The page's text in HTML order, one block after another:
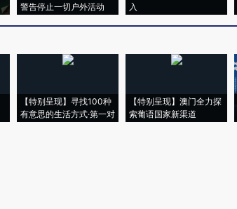
警告停止一切户外活动
入
【特别呈现】寻找100种
有意思的生活方式·第一对
【特别呈现】澳门全力探
索葡语国家新渠道